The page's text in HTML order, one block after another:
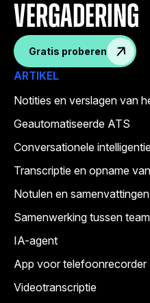
vergadering
Gratis proberen
ARTIKEL
Notities en verslagen van
Geautomatiseerde ATS
Conversationele
Transcriptie en opname
Notulen en
Samenwerking tussen
IA-agent
App voor telefoonrecorder
Videotranscriptie